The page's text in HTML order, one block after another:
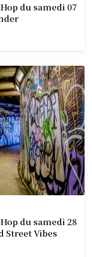
du samedi 07
du samedi 28
Street Vibes